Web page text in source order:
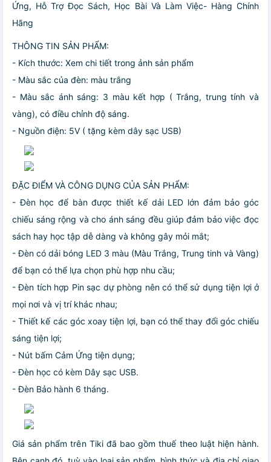
Ứng, Hỗ Trợ Đọc Sách, Học Bài Và Làm Việc- Hàng Chính
Hãng
THÔNG TIN SẢN PHẨM:
- Kích thước: Xem chi tiết trong ảnh sản phẩm
- Màu sắc của đèn: màu trắng
- Màu sắc ánh sáng: 3 màu kết hợp ( Trắng, trung tính và
vàng), có điều chỉnh độ sáng.
- Nguồn điện: 5V ( tặng kèm dây sạc USB)
ĐẶC ĐIỂM VÀ CÔNG DỤNG CỦA SẢN PHẨM:
- Đèn học để bàn được thiết kế dải LED lớn đảm bảo góc
chiếu sáng rộng và cho ánh sáng đều giúp đảm bảo việc đọc
sách hay học tập dễ dàng và không gây mỏi mắt;
- Đèn có dải bóng LED 3 màu (Màu Trắng, Trung tinh và Vàng)
để bạn có thể lựa chọn phù hợp nhu cầu;
- Đèn tích hợp Pin sạc dự phòng nên có thể sử dụng tiện lợi ở
mọi nơi và vị trí khác nhau;
- Thiết kế các góc xoay tiện lợi, bạn có thể thay đổi góc chiếu
sáng tiện lợi;
- Nút bấm Cảm Ứng tiện dụng;
- Đèn học có kèm Dây sạc USB.
- Đèn Bảo hành 6 tháng.
Giá sản phẩm trên Tiki đã bao gồm thuế theo luật hiện hành.